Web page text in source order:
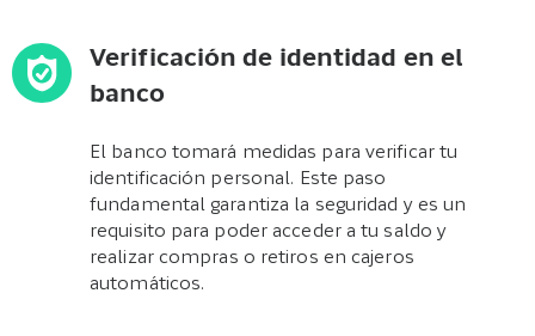
Verificación de identidad en el
banco
El banco tomará medidas para verificar tu
identificación personal. Este paso
fundamental garantiza la seguridad y es un
requisito para poder acceder a tu saldo y
realizar compras o retiros en cajeros
automáticos.